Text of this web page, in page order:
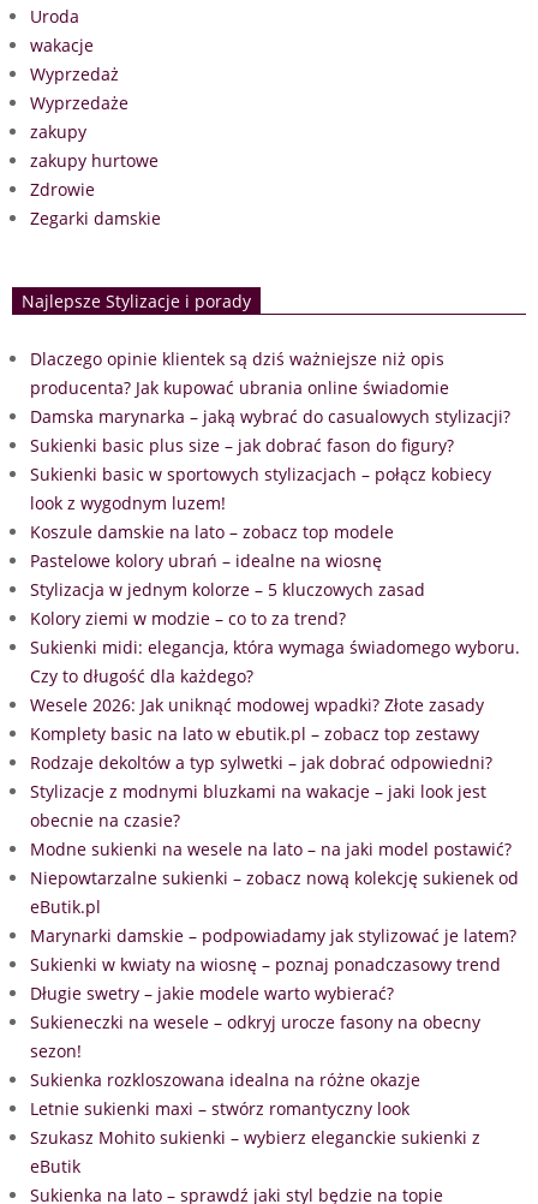
Uroda
wakacje
Wyprzedaż
Wyprzedaże
zakupy
zakupy hurtowe
Zdrowie
Zegarki damskie
Najlepsze Stylizacje i porady
Dlaczego opinie klientek są dziś ważniejsze niż opis
producenta? Jak kupować ubrania online świadomie
Damska marynarka – jaką wybrać do casualowych stylizacji?
Sukienki basic plus size – jak dobrać fason do figury?
Sukienki basic w sportowych stylizacjach – połącz kobiecy
look z wygodnym luzem!
Koszule damskie na lato – zobacz top modele
Pastelowe kolory ubrań – idealne na wiosnę
Stylizacja w jednym kolorze – 5 kluczowych zasad
Kolory ziemi w modzie – co to za trend?
Sukienki midi: elegancja, która wymaga świadomego wyboru.
Czy to długość dla każdego?
Wesele 2026: Jak uniknąć modowej wpadki? Złote zasady
Komplety basic na lato w ebutik.pl – zobacz top zestawy
Rodzaje dekoltów a typ sylwetki – jak dobrać odpowiedni?
Stylizacje z modnymi bluzkami na wakacje – jaki look jest
obecnie na czasie?
Modne sukienki na wesele na lato – na jaki model postawić?
Niepowtarzalne sukienki – zobacz nową kolekcję sukienek od
eButik.pl
Marynarki damskie – podpowiadamy jak stylizować je latem?
Sukienki w kwiaty na wiosnę – poznaj ponadczasowy trend
Długie swetry – jakie modele warto wybierać?
Sukieneczki na wesele – odkryj urocze fasony na obecny
sezon!
Sukienka rozkloszowana idealna na różne okazje
Letnie sukienki maxi – stwórz romantyczny look
Szukasz Mohito sukienki – wybierz eleganckie sukienki z
eButik
Sukienka na lato – sprawdź jaki styl będzie na topie